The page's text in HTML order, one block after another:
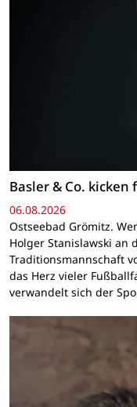
Basler & Co.
06.08.2026
Ostseebad Grömitz.
Holger Stanislawski an
Traditionsmannschaft
das Herz vieler
verwandelt sich der